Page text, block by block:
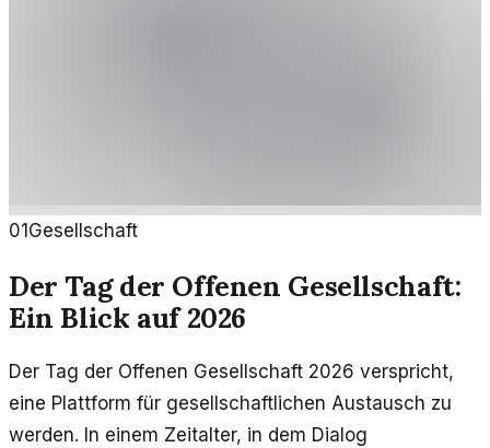
01 Gesellschaft
Der Tag der Offenen Gesellschaft:
Ein Blick auf 2026
Der Tag der Offenen Gesellschaft 2026 verspricht,
eine Plattform für gesellschaftlichen Austausch zu
werden. In einem Zeitalter, in dem Dialog